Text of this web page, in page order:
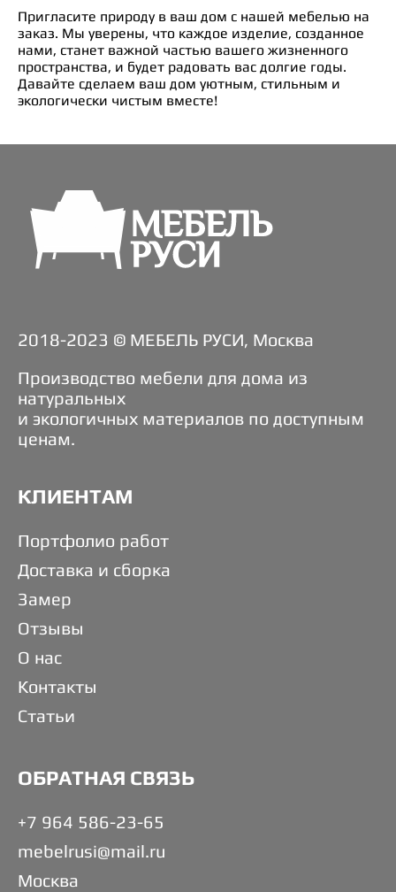
Пригласите природу в ваш дом с нашей мебелью на
заказ. Мы уверены, что каждое изделие, созданное
нами, станет важной частью вашего жизненного
пространства, и будет радовать вас долгие годы.
Давайте сделаем ваш дом уютным, стильным и
экологически чистым вместе!
2018-2023 © МЕБЕЛЬ РУСИ, Москва
Производство мебели для дома из
натуральных
и экологичных материалов по доступным
ценам.
КЛИЕНТАМ
Портфолио работ
Доставка и сборка
Замер
Отзывы
О нас
Контакты
Статьи
ОБРАТНАЯ СВЯЗЬ
+7 964 586-23-65
mebelrusi@mail.ru
Москва